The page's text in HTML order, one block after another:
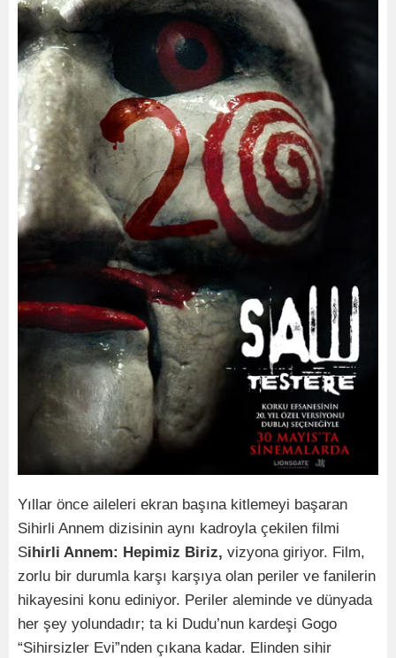
Yıllar önce aileleri ekran başına kitlemeyi başaran
Sihirli Annem dizisinin aynı kadroyla çekilen filmi
Sihirli Annem: Hepimiz Biriz, vizyona giriyor. Film,
zorlu bir durumla karşı karşıya olan periler ve fanilerin
hikayesini konu ediniyor. Periler aleminde ve dünyada
her şey yolundadır; ta ki Dudu’nun kardeşi Gogo
“Sihirsizler Evi”nden çıkana kadar. Elinden sihir